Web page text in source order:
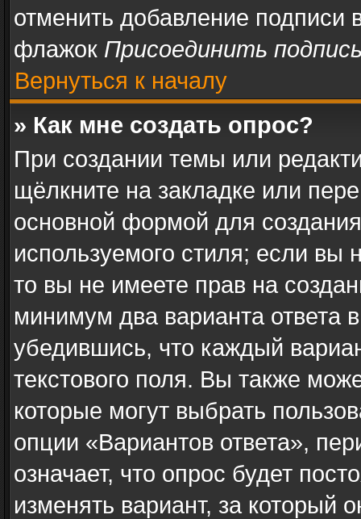
отменить добавление
флажок Присоединить
Вернуться к началу
» Как мне создать опрос?
При создании темы или
щёлкните на закладке или
основной формой для
используемого стиля; если вы
то вы не имеете прав на
минимум два варианта ответа
убедившись, что каждый
текстового поля. Вы также
которые могут выбрать
опции «Вариантов ответа»,
означает, что опрос будет
изменять вариант, за который